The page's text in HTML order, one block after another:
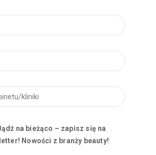
na bieżąco – zapisz się na
Nowości z branży beauty!